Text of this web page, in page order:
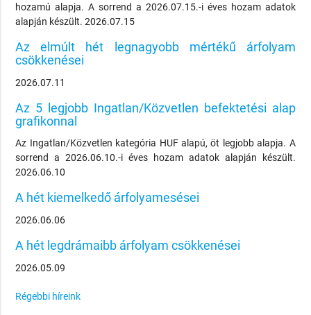
hozamú alapja. A sorrend a 2026.07.15.-i éves hozam adatok
alapján készült. 2026.07.15
Az elmúlt hét legnagyobb mértékű árfolyam
csökkenései
2026.07.11
Az 5 legjobb Ingatlan/Közvetlen befektetési alap
grafikonnal
Az Ingatlan/Közvetlen kategória HUF alapú, öt legjobb alapja. A
sorrend a 2026.06.10.-i éves hozam adatok alapján készült.
2026.06.10
A hét kiemelkedő árfolyamesései
2026.06.06
A hét legdrámaibb árfolyam csökkenései
2026.05.09
Régebbi híreink